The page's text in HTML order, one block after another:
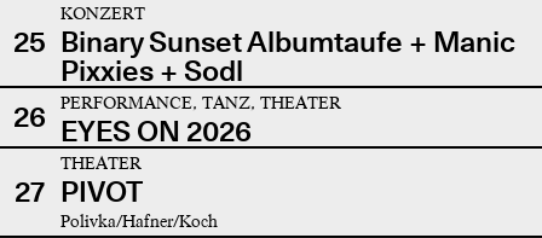
25
KONZERT
Binary Sunset Albumtaufe + Manic
Pixxies + Sodl
26
PERFORMANCE, TANZ, THEATER
EYES ON 2026
27
THEATER
PIVOT
Polivka/Hafner/Koch